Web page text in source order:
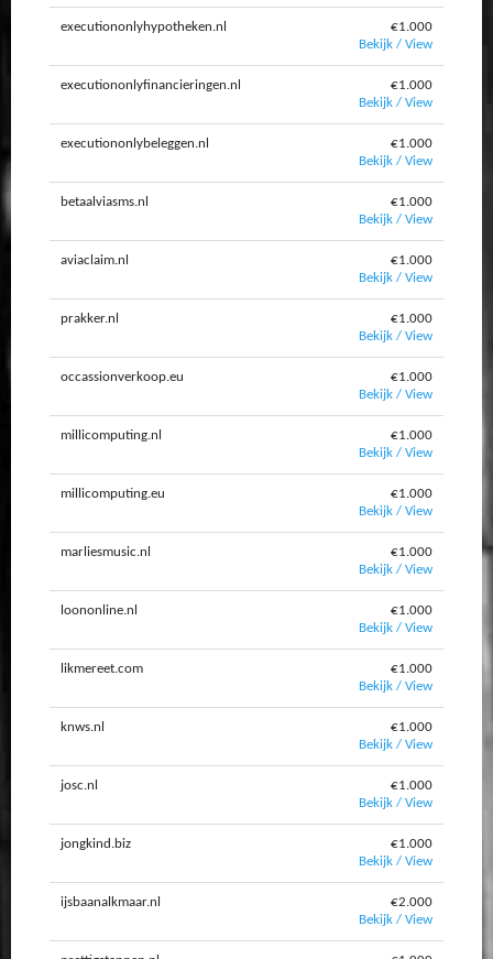
executiononlyhypotheken.nl
€1.000
Bekijk / View
executiononlyfinancieringen.nl
€1.000
Bekijk / View
executiononlybeleggen.nl
€1.000
Bekijk / View
betaalviasms.nl
€1.000
Bekijk / View
aviaclaim.nl
€1.000
Bekijk / View
prakker.nl
€1.000
Bekijk / View
occassionverkoop.eu
€1.000
Bekijk / View
millicomputing.nl
€1.000
Bekijk / View
millicomputing.eu
€1.000
Bekijk / View
marliesmusic.nl
€1.000
Bekijk / View
loononline.nl
€1.000
Bekijk / View
likmereet.com
€1.000
Bekijk / View
knws.nl
€1.000
Bekijk / View
josc.nl
€1.000
Bekijk / View
jongkind.biz
€1.000
Bekijk / View
ijsbaanalkmaar.nl
€2.000
Bekijk / View